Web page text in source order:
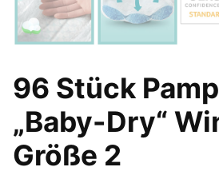
96 Stück
„Baby-Dry“
Größe 2